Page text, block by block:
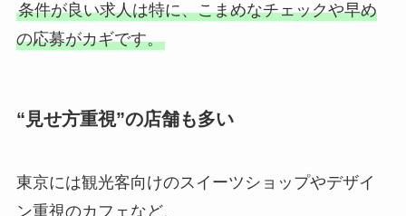
条件が良い求人は特に、こまめなチェックや早め
の応募がカギです。
“見せ方重視”の店舗も多い
東京には観光客向けのスイーツショップやデザイ
ン重視のカフェなど、